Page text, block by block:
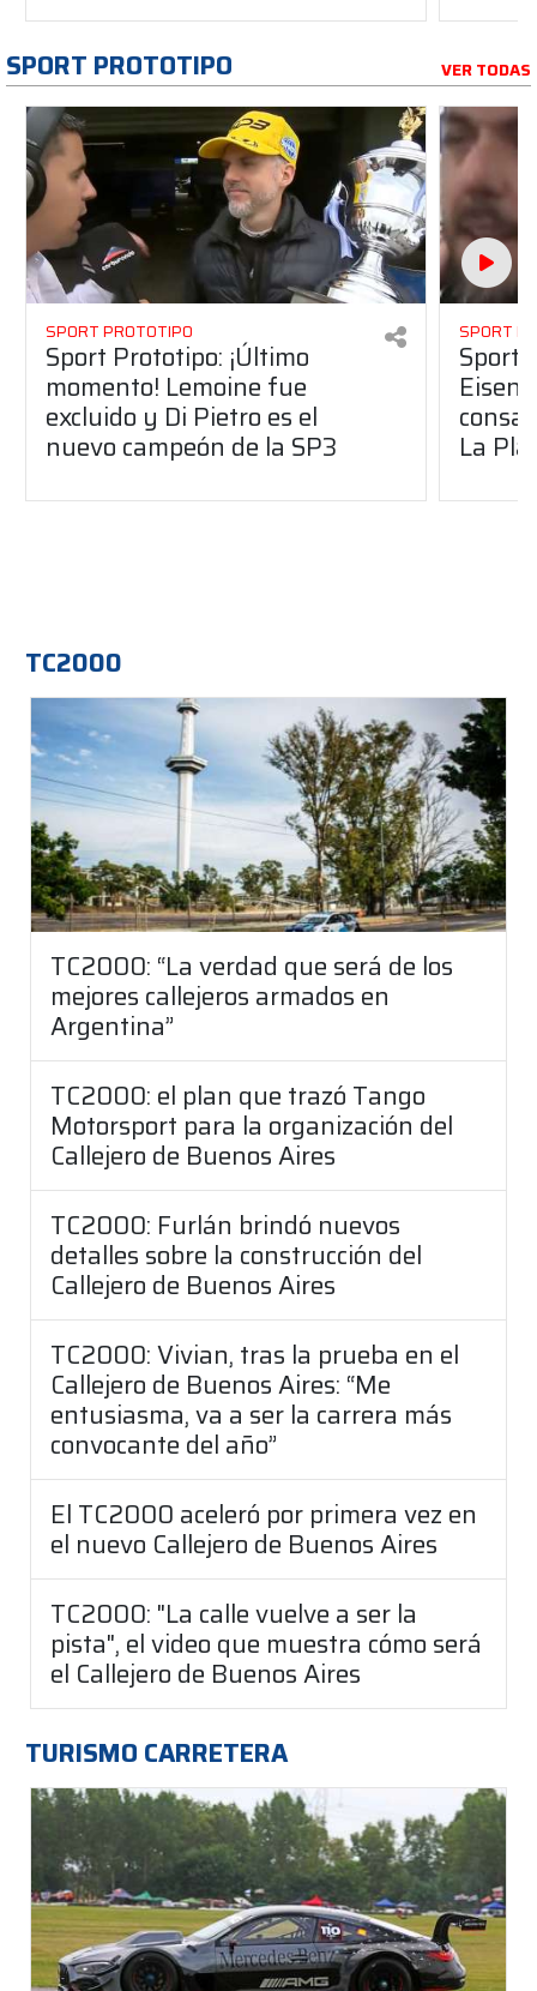
SPORT PROTOTIPO VER TODAS
SPORT PROTOTIPO
Sport Prototipo: ¡Último
momento! Lemoine fue
excluido y Di Pietro es el
nuevo campeón de la SP3
SPORT
Sport
La
TC2000
TC2000: “La verdad que será de los
mejores callejeros armados en
Argentina”
TC2000: el plan que trazó Tango
Motorsport para la organización del
Callejero de Buenos Aires
TC2000: Furlán brindó nuevos
detalles sobre la construcción del
Callejero de Buenos Aires
TC2000: Vivian, tras la prueba en el
Callejero de Buenos Aires: “Me
entusiasma, va a ser la carrera más
convocante del año”
El TC2000 aceleró por primera vez en
el nuevo Callejero de Buenos Aires
TC2000: "La calle vuelve a ser la
pista", el video que muestra cómo será
el Callejero de Buenos Aires
TURISMO CARRETERA